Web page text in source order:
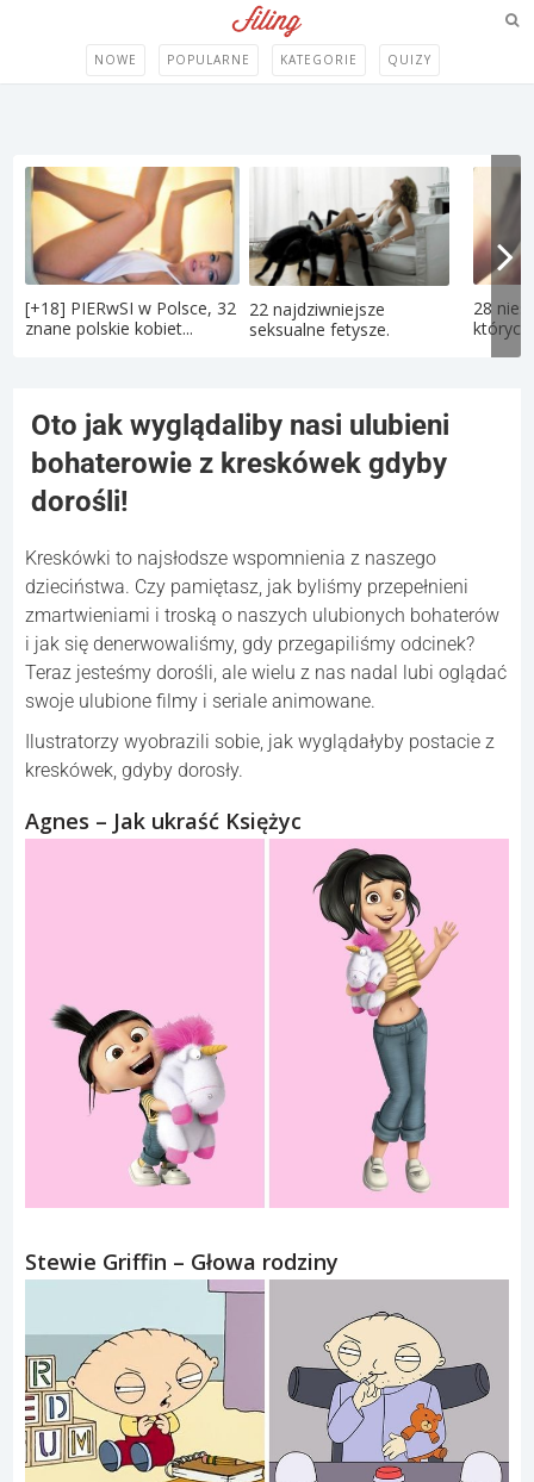
NOWE POPULARNE KATEGORIE QUIZY
[+18] PIERwSI w Polsce, 32
znane polskie kobiet...
22 najdziwniejsze
seksualne fetysze.
28
których
Oto jak wyglądaliby nasi ulubieni
bohaterowie z kreskówek gdyby
dorośli!
Kreskówki to najsłodsze wspomnienia z naszego
dzieciństwa. Czy pamiętasz, jak byliśmy przepełnieni
zmartwieniami i troską o naszych ulubionych bohaterów
i jak się denerwowaliśmy, gdy przegapiliśmy odcinek?
Teraz jesteśmy dorośli, ale wielu z nas nadal lubi oglądać
swoje ulubione filmy i seriale animowane.
Ilustratorzy wyobrazili sobie, jak wyglądałyby postacie z
kreskówek, gdyby dorosły.
Agnes – Jak ukraść Księżyc
Stewie Griffin – Głowa rodziny